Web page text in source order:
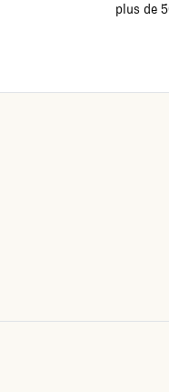
plus de